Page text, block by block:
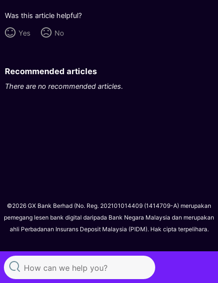
Was this article helpful?
Yes No
Recommended articles
There are no recommended articles.
©2026 GX Bank Berhad (No. Reg. 202101014409 (1414709-A) merupakan
pemegang lesen bank digital daripada Bank Negara Malaysia dan merupakan
ahli Perbadanan Insurans Deposit Malaysia (PIDM). Hak cipta terpelihara.